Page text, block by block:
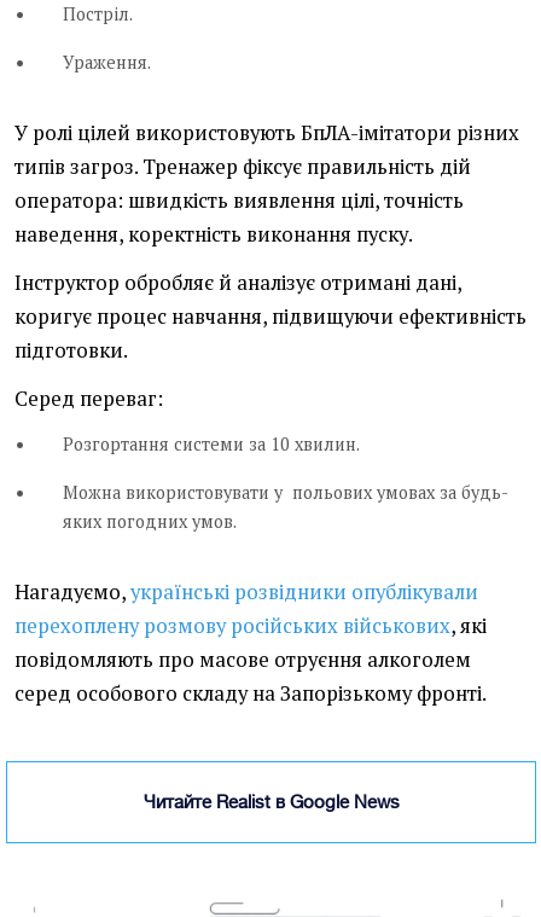
Постріл.
Ураження.
У ролі цілей використовують БпЛА-імітатори різних
типів загроз. Тренажер фіксує правильність дій
оператора: швидкість виявлення цілі, точність
наведення, коректність виконання пуску.
Інструктор обробляє й аналізує отримані дані,
коригує процес навчання, підвищуючи ефективність
підготовки.
Серед переваг:
Розгортання системи за 10 хвилин.
Можна використовувати у польових умовах за будь-
яких погодних умов.
Нагадуємо,українські розвідники опублікували
перехоплену розмову російських військових, які
повідомляють про масове отруєння алкоголем
серед особового складу на Запорізькому фронті.
Читайте Realist в Google News